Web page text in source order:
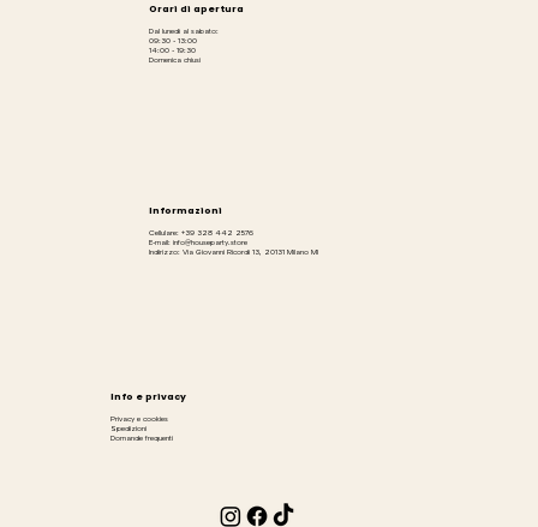
Orari di apertura
Dal lunedì al sabato:
09:30 - 13:00
14:00 - 19:30
Domenica chiusi
Informazioni
Cellulare: +39 328 442 2576
E-mail: info@houseparty.store
Indirizzo: Via Giovanni Ricordi 13, 20131 Milano MI
Info e privacy
Privacy e cookies
Spedizioni
Domande frequenti